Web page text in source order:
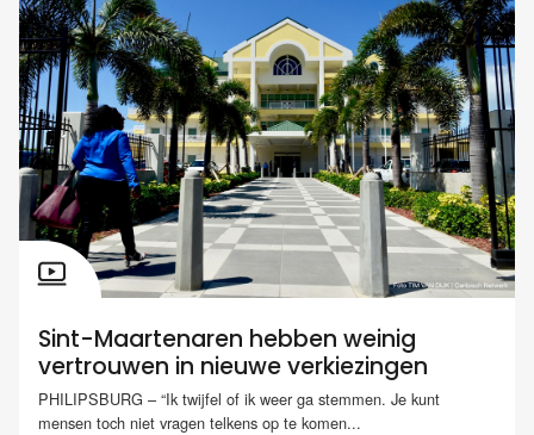
Sint-Maartenaren hebben weinig
vertrouwen in nieuwe verkiezingen
PHILIPSBURG – “Ik twijfel of ik weer ga stemmen. Je kunt
mensen toch niet vragen telkens op te komen...